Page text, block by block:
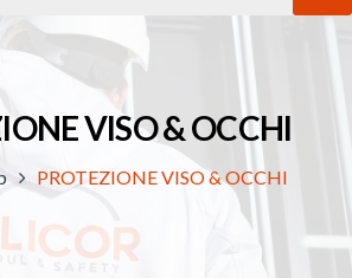
VISO & OCCHI
PROTEZIONE VISO & OCCHI